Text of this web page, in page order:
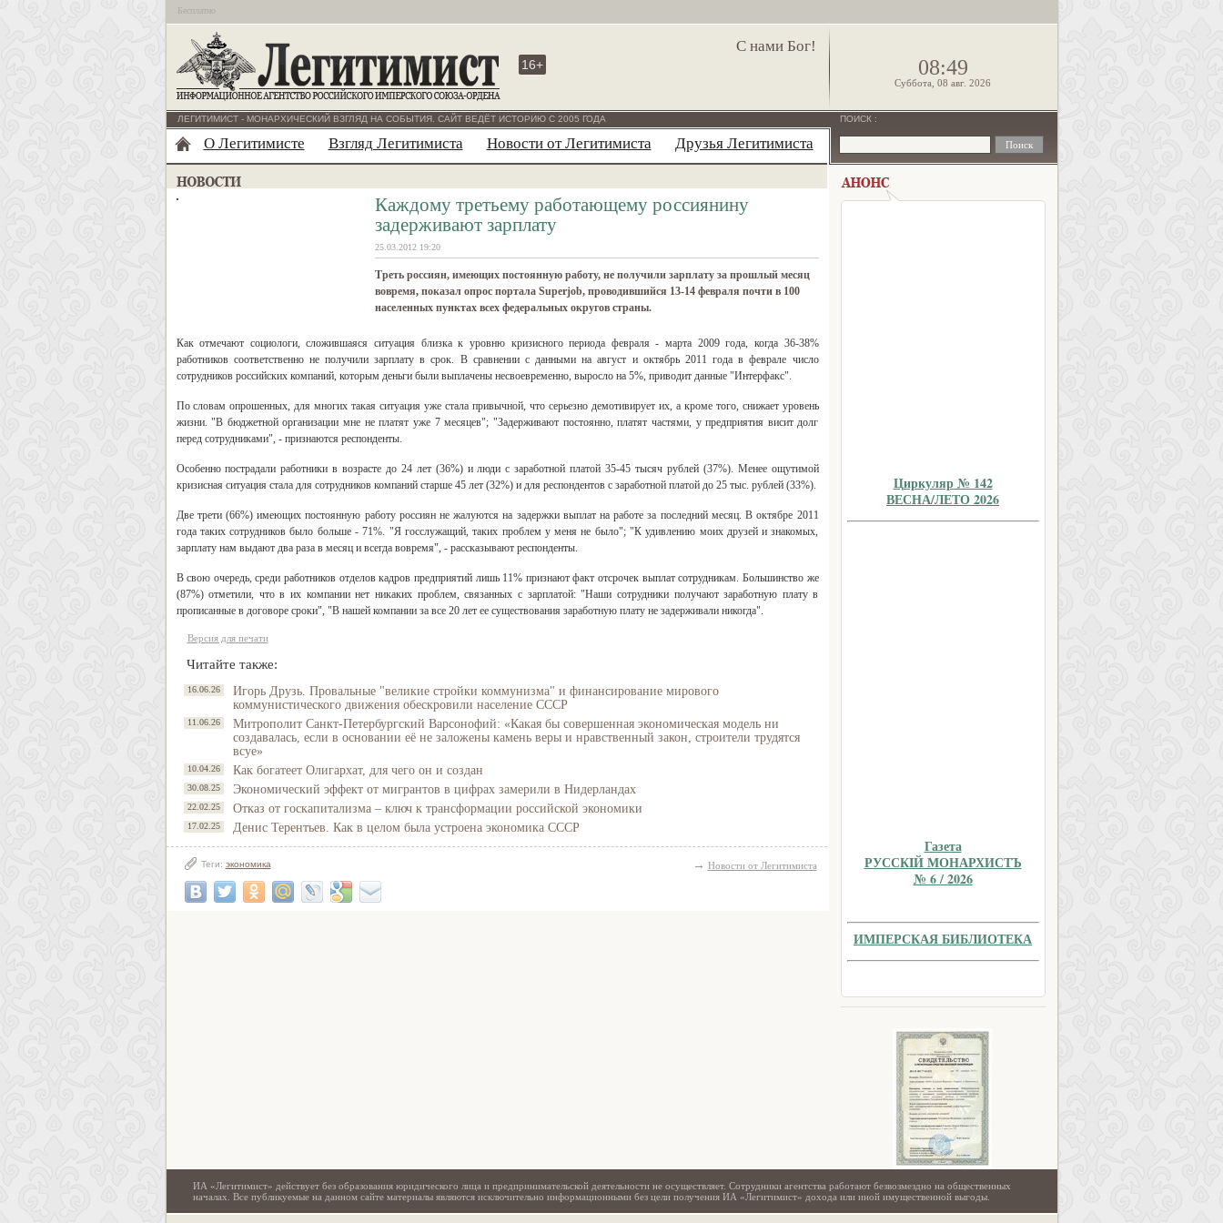
Бесплатно
С нами Бог!
16+ 08:49
Суббота, 08 авг. 2026
ЛЕГИТИМИСТ - МОНАРХИЧЕСКИЙ ВЗГЛЯД НА СОБЫТИЯ. САЙТ ВЕДЁТ ИСТОРИЮ С 2005 ГОДА
О Легитимисте Взгляд Легитимиста Новости от Легитимиста Друзья Легитимиста
Каждому третьему работающему россиянину
задерживают зарплату
25.03.2012 19:20
Треть россиян, имеющих постоянную работу, не получили зарплату за прошлый месяц
вовремя, показал опрос портала Superjob, проводившийся 13-14 февраля почти в 100
населенных пунктах всех федеральных округов страны.
Как отмечают социологи, сложившаяся ситуация близка к уровню кризисного периода февраля - марта 2009 года, когда 36-38%
работников соответственно не получили зарплату в срок. В сравнении с данными на август и октябрь 2011 года в феврале число
сотрудников российских компаний, которым деньги были выплачены несвоевременно, выросло на 5%, приводит данные "Интерфакс".
По словам опрошенных, для многих такая ситуация уже стала привычной, что серьезно демотивирует их, а кроме того, снижает уровень
жизни. "В бюджетной организации мне не платят уже 7 месяцев"; "Задерживают постоянно, платят частями, у предприятия висит долг
перед сотрудниками", - признаются респонденты.
Особенно пострадали работники в возрасте до 24 лет (36%) и люди с заработной платой 35-45 тысяч рублей (37%). Менее ощутимой
кризисная ситуация стала для сотрудников компаний старше 45 лет (32%) и для респондентов с заработной платой до 25 тыс. рублей (33%).
Две трети (66%) имеющих постоянную работу россиян не жалуются на задержки выплат на работе за последний месяц. В октябре 2011
года таких сотрудников было больше - 71%. "Я госслужащий, таких проблем у меня не было"; "К удивлению моих друзей и знакомых,
зарплату нам выдают два раза в месяц и всегда вовремя", - рассказывают респонденты.
В свою очередь, среди работников отделов кадров предприятий лишь 11% признают факт отсрочек выплат сотрудникам. Большинство же
(87%) отметили, что в их компании нет никаких проблем, связанных с зарплатой: "Наши сотрудники получают заработную плату в
прописанные в договоре сроки", "В нашей компании за все 20 лет ее существования заработную плату не задерживали никогда".
Версия для печати
Читайте также:
16.06.26
Игорь Друзь. Провальные "великие стройки коммунизма" и финансирование мирового
коммунистического движения обескровили население СССР
11.06.26
Митрополит Санкт-Петербургский Варсонофий: «Какая бы совершенная экономическая модель ни
создавалась, если в основании её не заложены камень веры и нравственный закон, строители трудятся
всуе»
10.04.26 Как богатеет Олигархат, для чего он и создан
30.08.25 Экономический эффект от мигрантов в цифрах замерили в Нидерландах
22.02.25 Отказ от госкапитализма – ключ к трансформации российской экономики
17.02.25 Денис Терентьев. Как в целом была устроена экономика СССР
Теги: экономика → Новости от Легитимиста
ПОИСК :
Циркуляр № 142
ВЕСНА/ЛЕТО 2026
Газета
РУССКIЙ МОНАРХИСТЪ
№ 6 / 2026
ИМПЕРСКАЯ БИБЛИОТЕКА
ИА «Легитимист» действует без образования юридического лица и предпринимательской деятельности не осуществляет. Сотрудники агентства работают безвозмездно на общественных
началах. Все публикуемые на данном сайте материалы являются исключительно информационными без цели получения ИА «Легитимист» дохода или иной имущественной выгоды.